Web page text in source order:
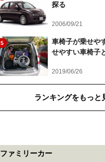
探る
2006/09/21
5
車椅子が乗せや
せやすい車椅子
2019/06/26
ランキングをもっと
ファミリーカー